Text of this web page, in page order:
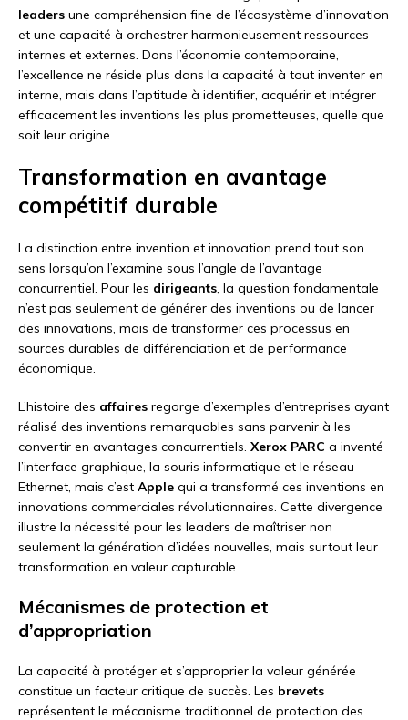
leaders une compréhension fine de l’écosystème d’innovation
et une capacité à orchestrer harmonieusement ressources
internes et externes. Dans l’économie contemporaine,
l’excellence ne réside plus dans la capacité à tout inventer en
interne, mais dans l’aptitude à identifier, acquérir et intégrer
efficacement les inventions les plus prometteuses, quelle que
soit leur origine.
Transformation en avantage
compétitif durable
La distinction entre invention et innovation prend tout son
sens lorsqu’on l’examine sous l’angle de l’avantage
concurrentiel. Pour les dirigeants, la question fondamentale
n’est pas seulement de générer des inventions ou de lancer
des innovations, mais de transformer ces processus en
sources durables de différenciation et de performance
économique.
L’histoire des affaires regorge d’exemples d’entreprises ayant
réalisé des inventions remarquables sans parvenir à les
convertir en avantages concurrentiels. Xerox PARC a inventé
l’interface graphique, la souris informatique et le réseau
Ethernet, mais c’est Apple qui a transformé ces inventions en
innovations commerciales révolutionnaires. Cette divergence
illustre la nécessité pour les leaders de maîtriser non
seulement la génération d’idées nouvelles, mais surtout leur
transformation en valeur capturable.
Mécanismes de protection et
d’appropriation
La capacité à protéger et s’approprier la valeur générée
constitue un facteur critique de succès. Les brevets
représentent le mécanisme traditionnel de protection des